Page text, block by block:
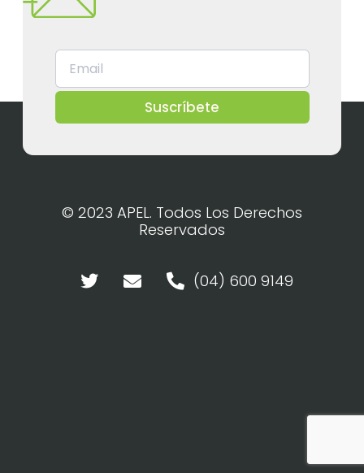
Suscríbete
© 2023 APEL. Todos Los Derechos
Reservados
(04) 600 9149